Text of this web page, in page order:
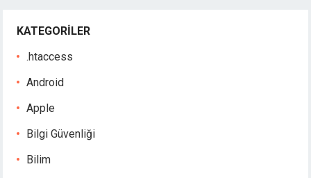
KATEGORILER
.htaccess
Android
Apple
Bilgi Güvenliği
Bilim